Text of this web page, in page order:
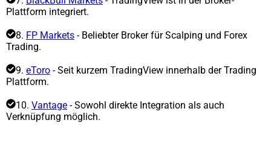
Plattform integriert.
8. FP Markets - Beliebter Broker für Scalping und Forex
Trading.
9. eToro - Seit kurzem TradingView innerhalb der Trading
Plattform.
10. Vantage - Sowohl direkte Integration als auch
Verknüpfung möglich.